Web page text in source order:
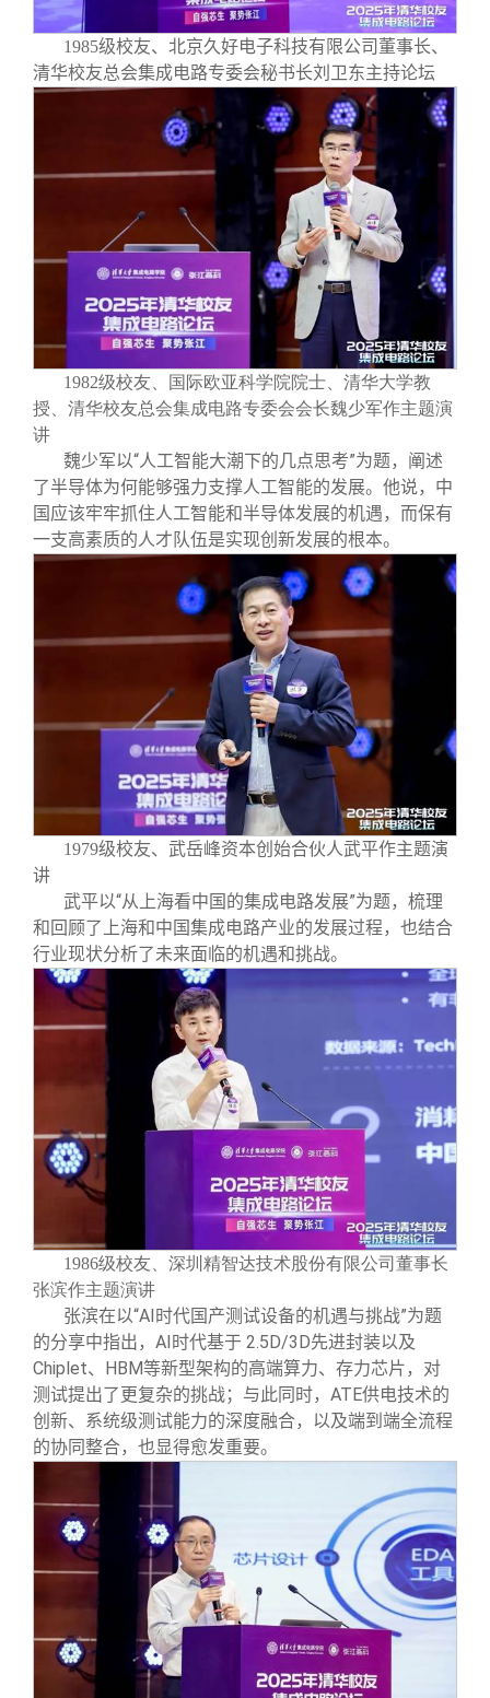
1985级校友、北京久好电子科技有限公司董事长、
清华校友总会集成电路专委会秘书长刘卫东主持论坛
1982级校友、国际欧亚科学院院士、清华大学教
授、清华校友总会集成电路专委会会长魏少军作主题演
讲
魏少军以“人工智能大潮下的几点思考”为题，阐述
了半导体为何能够强力支撑人工智能的发展。他说，中
国应该牢牢抓住人工智能和半导体发展的机遇，而保有
一支高素质的人才队伍是实现创新发展的根本。
1979级校友、武岳峰资本创始合伙人武平作主题演
讲
武平以“从上海看中国的集成电路发展”为题，梳理
和回顾了上海和中国集成电路产业的发展过程，也结合
行业现状分析了未来面临的机遇和挑战。
1986级校友、深圳精智达技术股份有限公司董事长
张滨作主题演讲
张滨在以“AI时代国产测试设备的机遇与挑战”为题
的分享中指出，AI时代基于 2.5D/3D先进封装以及
Chiplet、HBM等新型架构的高端算力、存力芯片，对
测试提出了更复杂的挑战；与此同时，ATE供电技术的
创新、系统级测试能力的深度融合，以及端到端全流程
的协同整合，也显得愈发重要。